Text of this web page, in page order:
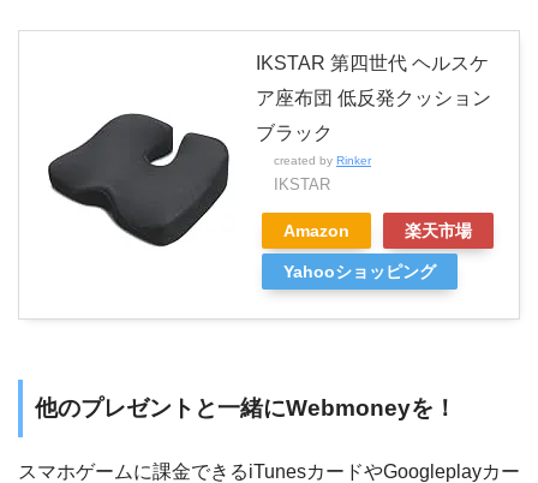
IKSTAR 第四世代 ヘルスケ
ア座布団 低反発クッション
ブラック
created by Rinker
IKSTAR
Amazon 楽天市場
Yahooショッピング
他のプレゼントと一緒にWebmoneyを！
スマホゲームに課金できるiTunesカードやGoogleplayカー